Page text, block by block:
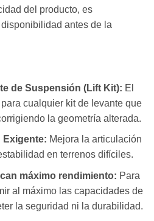
del producto, es
antes de la
de Suspensión (Lift Kit): El
cualquier kit de levante que
la geometría alterada.
Exigente: Mejora la articulación
en terrenos difíciles.
máximo rendimiento: Para
al máximo las capacidades de
la seguridad ni la durabilidad.